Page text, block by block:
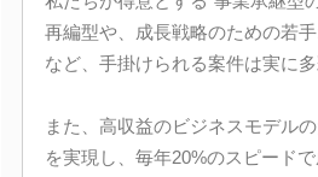
再編型や、成長戦略のための若
など、手掛けられる案件は実に多
また、高収益のビジネスモデル
を実現し、毎年20%のスピード